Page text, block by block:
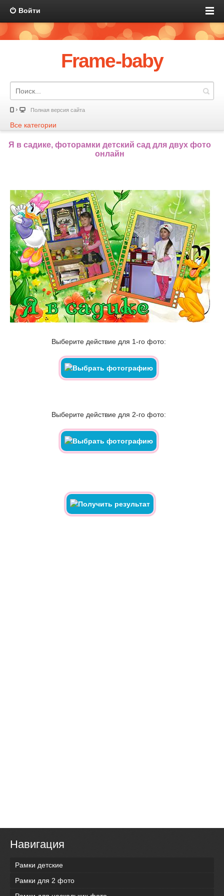
Войти
Frame-baby
Полная версия сайта
Все категории
Я в садике, фоторамки детский сад для двух фото
онлайн
Выберите действие для 1-го фото:
Выберите действие для 2-го фото:
Навигация
Рамки детские
Рамки для 2 фото